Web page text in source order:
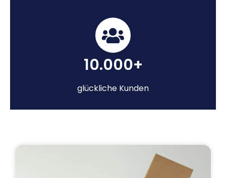
10.000+
glückliche Kunden